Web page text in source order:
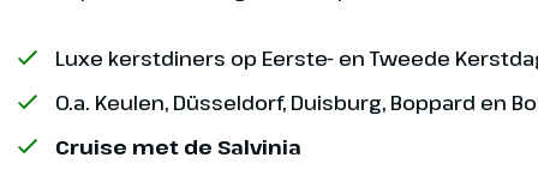
Luxe kerstdiners op Eerste- en Tweede
O.a. Keulen, Düsseldorf, Duisburg, Boppard en
Cruise met de Salvinia